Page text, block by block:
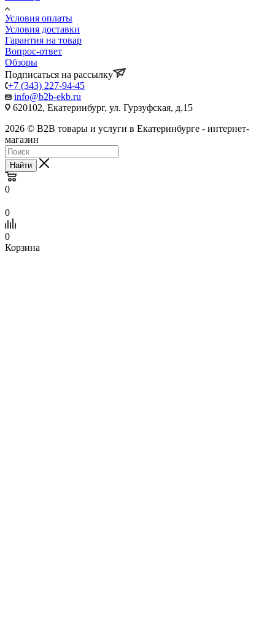
Условия оплаты
Условия доставки
Гарантия на товар
Вопрос-ответ
Обзоры
Подписаться на рассылку
+7 (343) 227-94-45
info@b2b-ekb.ru
620102, Екатеринбург, ул. Гурзуфская, д.15
2026 © B2B товары и услуги в Екатеринбурге - интернет-
магазин
Найти
0
0
0
Корзина